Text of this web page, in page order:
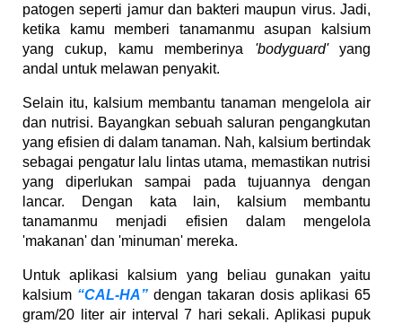
patogen seperti jamur dan bakteri maupun virus. Jadi,
ketika kamu memberi tanamanmu asupan kalsium
yang cukup, kamu memberinya 'bodyguard'yang
andal untuk melawan penyakit.
Selain itu, kalsium membantu tanaman mengelola air
dan nutrisi. Bayangkan sebuah saluran pengangkutan
yang efisien di dalam tanaman. Nah, kalsium bertindak
sebagai pengatur lalu lintas utama, memastikan nutrisi
yang diperlukan sampai pada tujuannya dengan
lancar. Dengan kata lain, kalsium membantu
tanamanmu menjadi efisien dalam mengelola
'makanan' dan 'minuman' mereka.
Untuk aplikasi kalsium yang beliau gunakan yaitu
kalsium “CAL-HA” dengan takaran dosis aplikasi 65
gram/20 liter air interval 7 hari sekali. Aplikasi pupuk